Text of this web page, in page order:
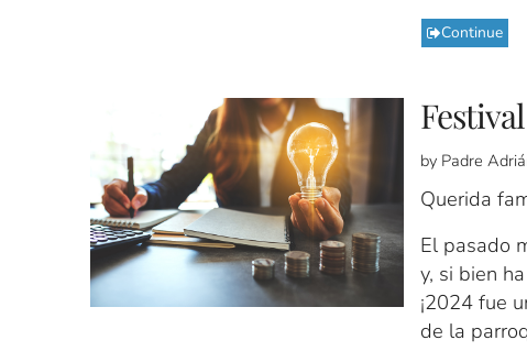
Continue
by Padre
Querida
El pasado
y, si bien
¡2024 fue
de la